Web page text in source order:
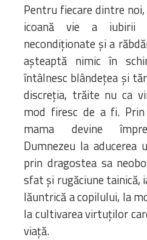
Pentru fiecare dintre
icoană vie a iubirii
necondiționate și a
așteaptă nimic în
întâlnesc blândețea și
discreția, trăite nu ca
mod firesc de a fi. Prin
mama devine
Dumnezeu la
prin dragostea sa
sfat și rugăciune tainică,
lăuntrică a copilului, la
la cultivarea virtuților
viață.